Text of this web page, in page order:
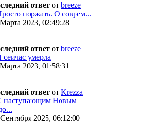
ответ от breeze
поржать. О соврем...
2023, 02:49:28
ответ от breeze
сейчас умерла
2023, 01:58:31
ответ от Krezza
наступающим Новым
2025, 06:12:00